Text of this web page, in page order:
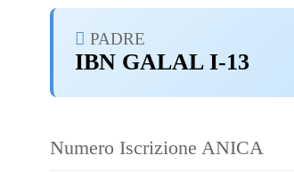
PADRE
IBN GALAL I-13
Numero Iscrizione ANICA